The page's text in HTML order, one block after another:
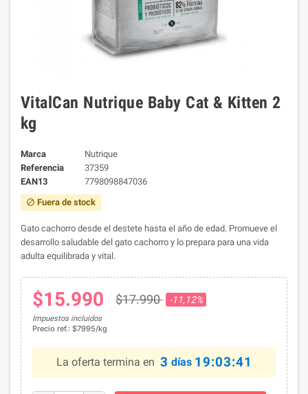
VitalCan Nutrique Baby Cat & Kitten 2
kg
Marca
Nutrique
Referencia
37359
EAN13
7798098847036
block Fuera de stock
Gato cachorro desde el destete hasta el año de edad. Promueve el
desarrollo saludable del gato cachorro y lo prepara para una vida
adulta equilibrada y vital.
$15.990 $17.990 -11,12%
Impuestos incluidos
Precio ref.: $7995/kg
La oferta termina en 3 días 19:03:41